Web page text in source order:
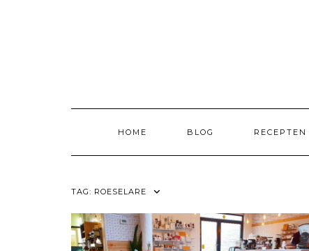
HOME BLOG RECEPTEN
TAG: ROESELARE